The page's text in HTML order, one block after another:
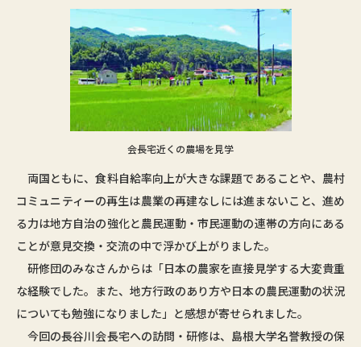
会長宅近くの農場を見学
両国ともに、食料自給率向上が大きな課題であることや、農村
コミュニティーの再生は農業の再建なしには進まないこと、進め
る力は地方自治の強化と農民運動・市民運動の連帯の方向にある
ことが意見交換・交流の中で浮かび上がりました。
研修団のみなさんからは「日本の農家を直接見学する大変貴重
な経験でした。また、地方行政のあり方や日本の農民運動の状況
についても勉強になりました」と感想が寄せられました。
今回の長谷川会長宅への訪問・研修は、島根大学名誉教授の保